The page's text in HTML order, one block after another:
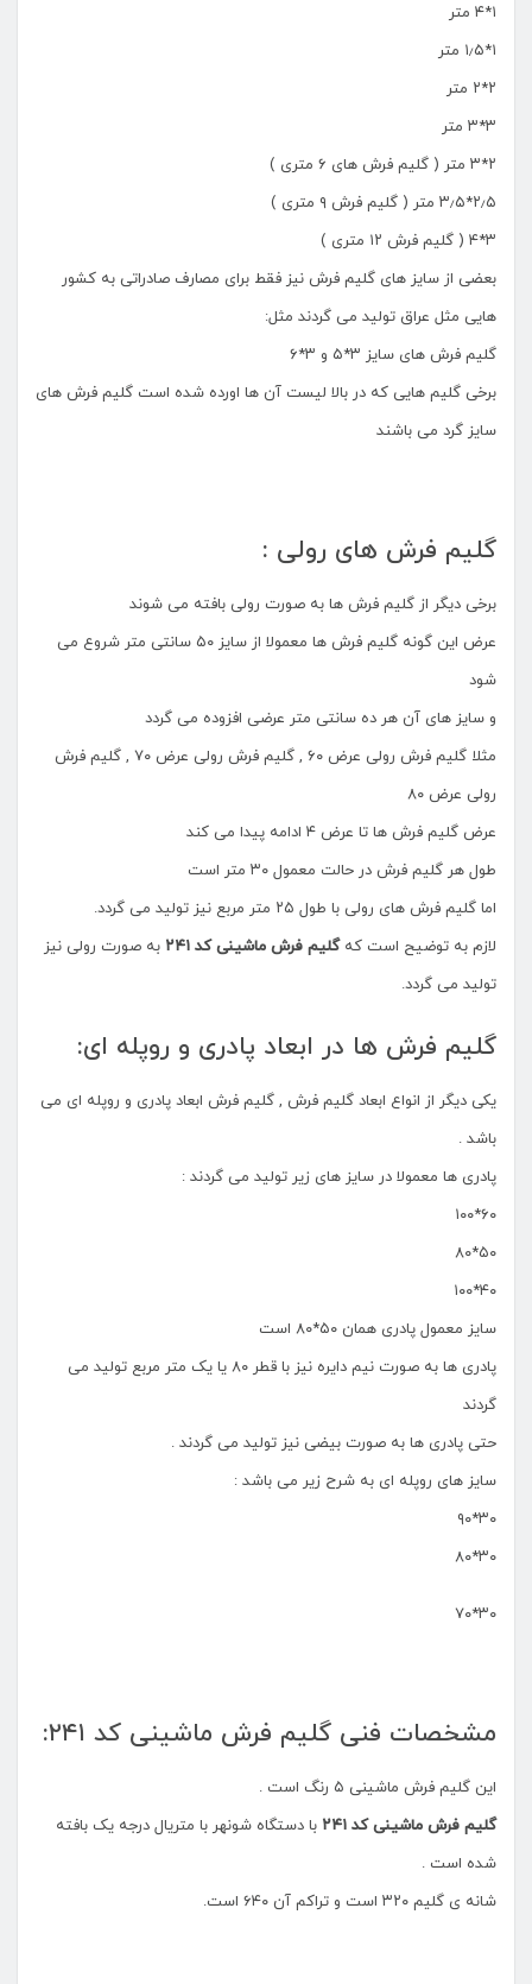
۱*۴ متر
۱*۱٫۵ متر
۲*۲ متر
۳*۳ متر
۲*۳ متر ( گلیم فرش های ۶ متری )
۲٫۵*۳٫۵ متر ( گلیم فرش ۹ متری )
۳*۴ ( گلیم فرش ۱۲ متری )
بعضی از سایز های گلیم فرش نیز فقط برای مصارف صادراتی به کشور
هایی مثل عراق تولید می گردند مثل:
گلیم فرش های سایز ۳*۵ و ۳*۶
برخی گلیم هایی که در بالا لیست آن ها اورده شده است گلیم فرش های
سایز گرد می باشند
گلیم فرش های رولی :
برخی دیگر از گلیم فرش ها به صورت رولی بافته می شوند
عرض این گونه گلیم فرش ها معمولا از سایز ۵۰ سانتی متر شروع می
شود
و سایز های آن هر ده سانتی متر عرضی افزوده می گردد
مثلا گلیم فرش رولی عرض ۶۰ , گلیم فرش رولی عرض ۷۰ , گلیم فرش
رولی عرض ۸۰
عرض گلیم فرش ها تا عرض ۴ ادامه پیدا می کند
طول هر گلیم فرش در حالت معمول ۳۰ متر است
اما گلیم فرش های رولی با طول ۲۵ متر مربع نیز تولید می گردد.
لازم به توضیح است کهگلیم فرش ماشینی کد ۲۴۱
به صورت رولی نیز
تولید می گردد.
گلیم فرش ها در ابعاد پادری و روپله ای:
یکی دیگر از انواع ابعاد گلیم فرش , گلیم فرش ابعاد پادری و روپله ای می
باشد .
پادری ها معمولا در سایز های زیر تولید می گردند :
۶۰*۱۰۰
۵۰*۸۰
۴۰*۱۰۰
سایز معمول پادری همان ۵۰*۸۰ است
پادری ها به صورت نیم دایره نیز با قطر ۸۰ یا یک متر مربع تولید می
گردند
حتی پادری ها به صورت بیضی نیز تولید می گردند .
سایز های روپله ای به شرح زیر می باشد :
۳۰*۹۰
۳۰*۸۰
۳۰*۷۰
مشخصات فنی گلیم فرش ماشینی کد ۲۴۱:
این گلیم فرش ماشینی ۵ رنگ است .
گلیم فرش ماشینی کد ۲۴۱
با دستگاه شونهر با متریال درجه یک بافته
شده است .
شانه ی گلیم ۳۲۰ است و تراکم آن ۶۴۰ است.